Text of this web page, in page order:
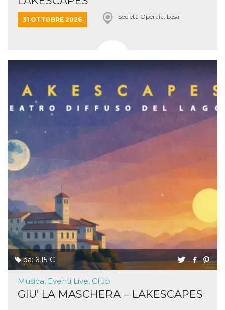
31 OTTOBRE 2026 Società Operaia, Lesa
da: 6,15 €
Musica, Eventi Live, Club
GIU’ LA MASCHERA – LAKESCAPES